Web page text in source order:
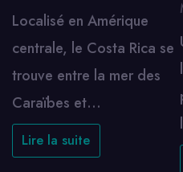
Localisé en Amérique
centrale, le Costa Rica se
trouve entre la mer des
Caraïbes et…
Lire la suite